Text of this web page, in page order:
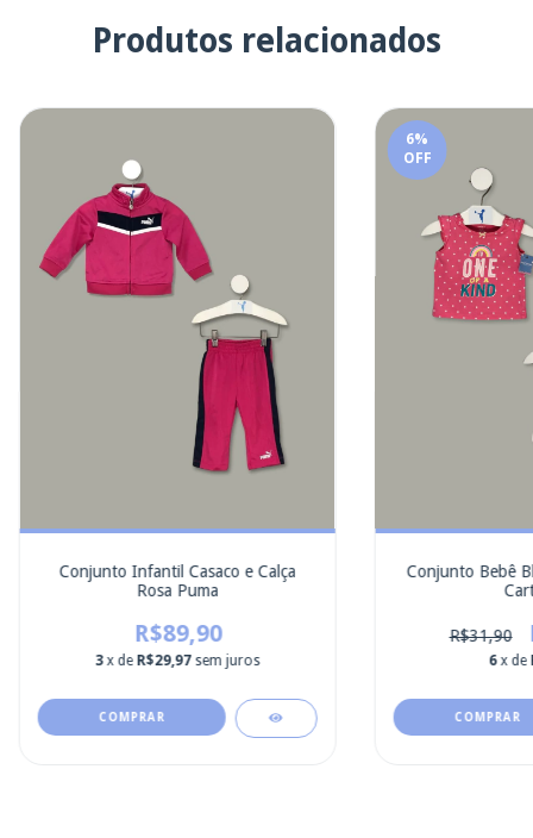
Produtos relacionados
Conjunto Infantil Casaco e Calça
Rosa Puma
R$89,90
3 x de R$29,97 sem juros
COMPRAR
6%
OFF
Conjunto Bebê
R$31,90
6 x de
COMPRAR